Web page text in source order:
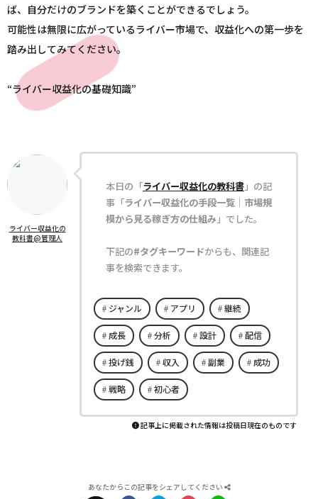
ば、自分だけのブランドを築くことができるでしょう。
可能性は無限に広がっているライバー市場で、収益化への第一歩を
踏み出してみてください。
“ライバー収益化の基礎知識”
ライバー収益化の
教科書@管理人
本日の「ライバー収益化の教科書」の記
事「ライバー収益化の手段一覧｜市場規
模から見る稼ぎ方の仕組み 」でした。
下記の#タグキーワードからも、関連記
事を検索できます。
ジャンル アプリ 継続
成長 分析 設計 配信
投げ銭 収入 副業 成功
戦略 初心者
記事上に掲載された情報は投稿日現在のものです
あなたからこの記事をシェアしてください